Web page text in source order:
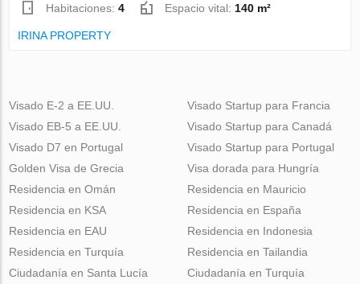
Habitaciones:4 Espacio vital: 140 m²
IRINA PROPERTY
Visado E-2 a EE.UU.
Visado EB-5 a EE.UU.
Visado D7 en Portugal
Golden Visa de Grecia
Visado Startup para Francia
Visado Startup para Canadá
Visado Startup para Portugal
Visa dorada para Hungría
Residencia en Omán
Residencia en KSA
Residencia en EAU
Residencia en Turquía
Residencia en Mauricio
Residencia en España
Residencia en Indonesia
Residencia en Tailandia
Ciudadanía en Santa Lucía
Ciudadanía en Turquía